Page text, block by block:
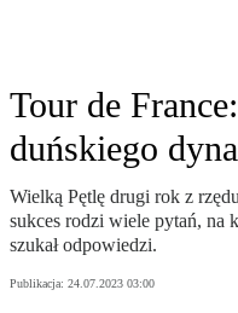
Tour de
duńskiego
Wielką Pętlę drugi rok z
sukces rodzi wiele pytań, na
szukał odpowiedzi.
Publikacja: 24.07.2023 03:00